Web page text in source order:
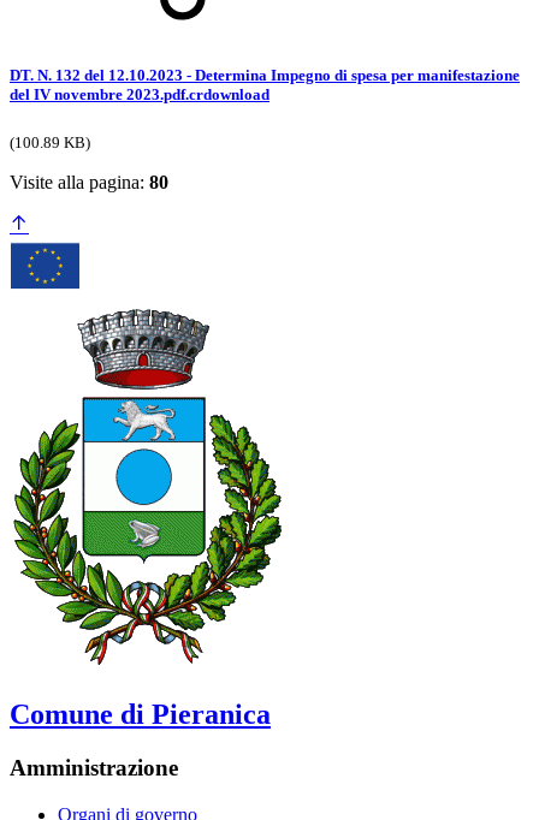
DT. N. 132 del 12.10.2023 - Determina Impegno di spesa per manifestazione
del IV novembre 2023.pdf.crdownload
(100.89 KB)
Visite alla pagina: 80
Comune di Pieranica
Amministrazione
Organi di governo